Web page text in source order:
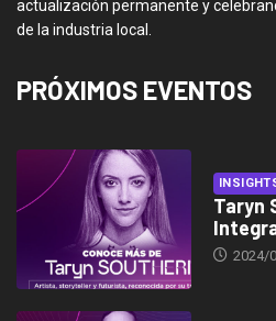
actualización permanente y
de la industria local.
PRÓXIMOS EVENTOS
Taryn
2024/